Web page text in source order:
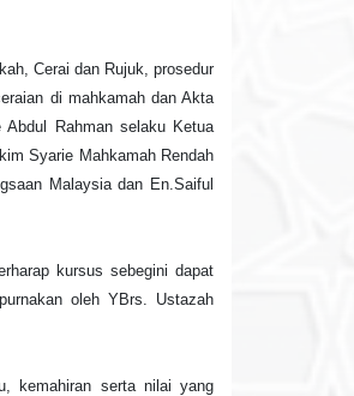
Cerai dan Rujuk, prosedur
di mahkamah dan Akta
Abdul Rahman selaku Ketua
Syarie Mahkamah Rendah
Malaysia dan En.Saiful
kursus sebegini dapat
oleh YBrs. Ustazah
kemahiran serta nilai yang